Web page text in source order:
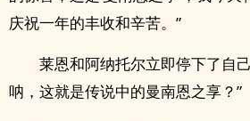
庆祝一年的丰收和辛苦。”
莱恩和阿纳托尔立即停下了自
呐，这就是传说中的曼南恩之享？”